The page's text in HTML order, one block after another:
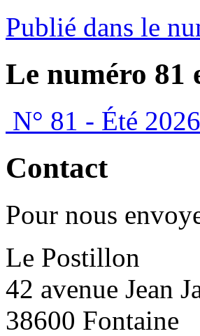
Publié dans le
Le numéro 81
N° 81 - Été 2026
Contact
Pour nous
Le Postillon
42 avenue Jean
38600 Fontaine